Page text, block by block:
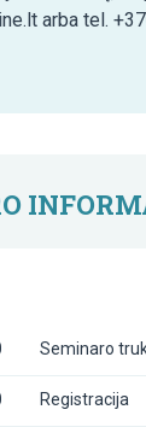
arba tel.
Seminaro
Registracija